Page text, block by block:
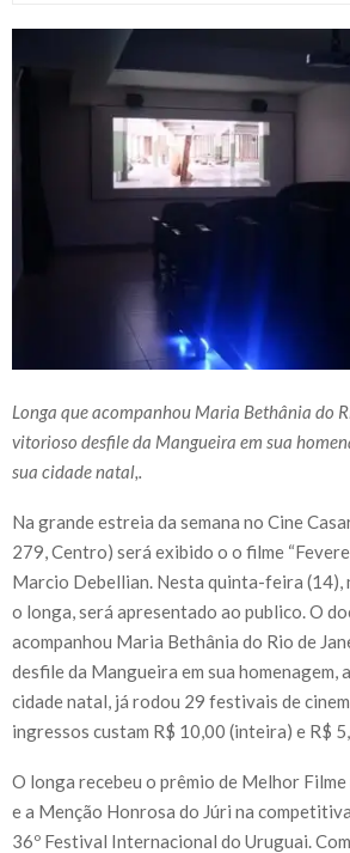
Longa que acompanhou Maria Bethânia do
vitorioso desfile da Mangueira em sua
sua cidade natal,.
Na grande estreia da semana no Cine
279, Centro) será exibido o o filme
Marcio Debellian. Nesta quinta-feira (14),
o longa, será apresentado ao publico. O
acompanhou Maria Bethânia do Rio de
desfile da Mangueira em sua homenagem,
cidade natal, já rodou 29 festivais de
ingressos custam R$ 10,00 (inteira) e R$
O longa recebeu o prêmio de Melhor
e a Menção Honrosa do Júri na
36º Festival Internacional do Uruguai.